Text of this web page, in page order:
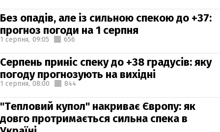
Без опадів, але із сильною спекою до +37:
прогноз погоди на 1 серпня
1 серпня, 09:05 656
Серпень приніс спеку до +38 градусів: яку
погоду прогнозують на вихідні
1 серпня, 08:00 844
"Тепловий купол" накриває Європу: як
довго протримається сильна спека в